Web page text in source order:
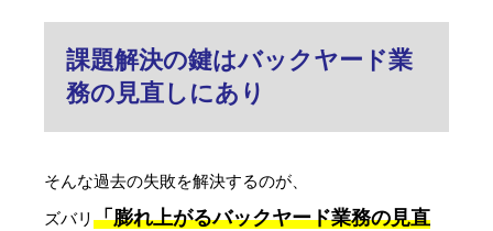
課題解決の鍵はバックヤード業
務の見直しにあり
そんな過去の失敗を解決するのが、
ズバリ 「膨れ上がるバックヤード業務の見直